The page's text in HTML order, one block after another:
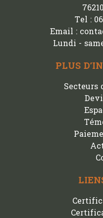
Tel :
Email :
Lundi -
PLUS
Secteurs